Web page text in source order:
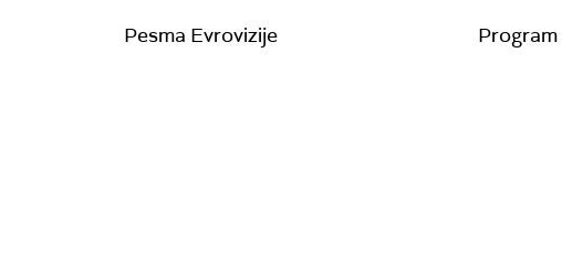
Pesma Evrovizije Program